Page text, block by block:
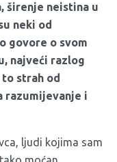
širenje neistina u
neki od
govore o svom
najveći razlog
strah od
razumijevanje i
ljudi kojima sam